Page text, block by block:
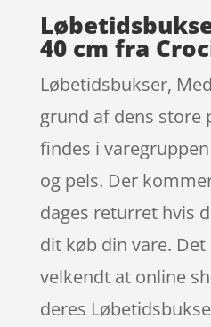
40 cm fra
Løbetidsbukser,
grund af dens store
findes i
og pels. Der
dages returret hvis
dit køb din vare.
velkendt at online
deres